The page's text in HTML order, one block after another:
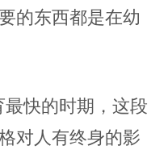
的东西都是在幼
快的时期，这段
对人有终身的影